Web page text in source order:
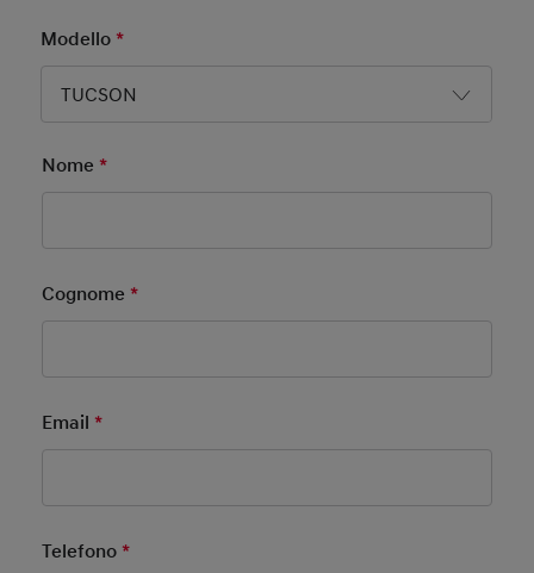
Modello*
TUCSON
Nome *Mandatory Field
Cognome *Mandatory Field
Email *Mandatory Field
Telefono *Mandatory Field